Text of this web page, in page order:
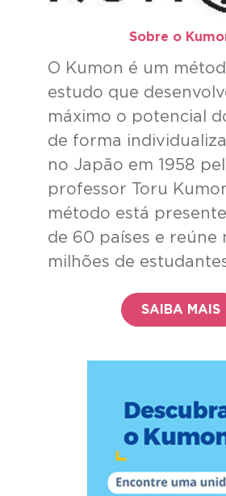
Sobre o
O Kumon é um
estudo que
máximo o potencial
de forma
no Japão em 1958
professor Toru
método está
de 60 países e reúne
milhões de
SAIBA MAIS